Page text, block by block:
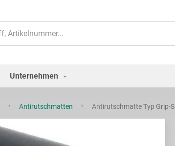
Unternehmen
Antirutschmatten Antirutschmatte Typ Grip-S